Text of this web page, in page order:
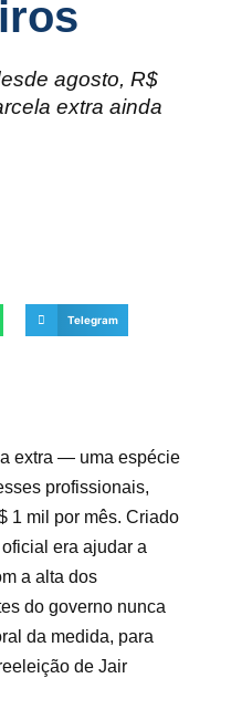
agosto, R$
extra ainda
Telegram
extra — uma espécie
profissionais,
1 mil por mês. Criado
era ajudar a
a alta dos
do governo nunca
da medida, para
de Jair